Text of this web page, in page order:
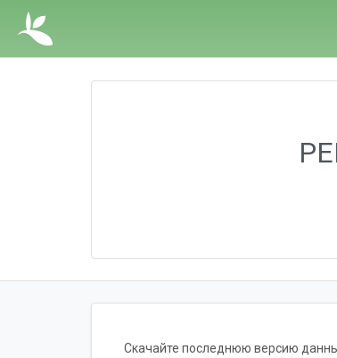
Скачайте последнюю версию